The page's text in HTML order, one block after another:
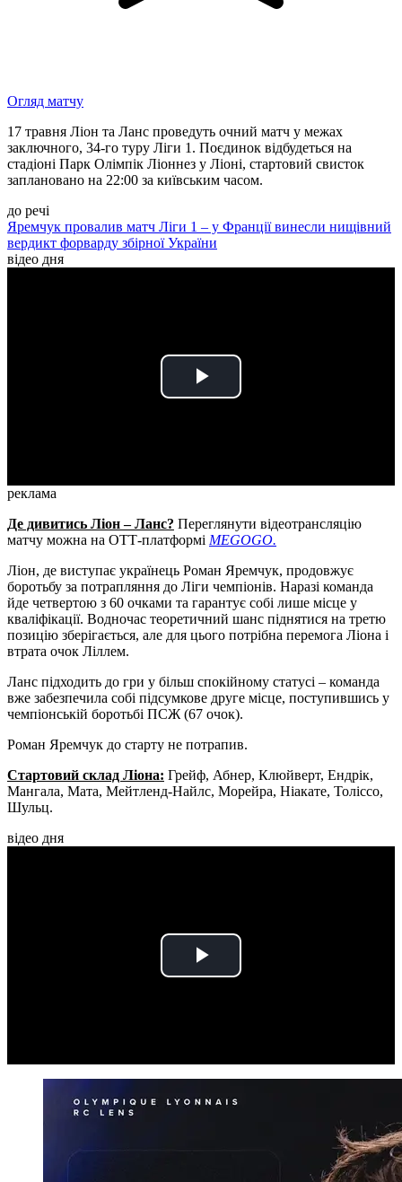
Огляд матчу
17 травня Ліон та Ланс проведуть очний матч у межах
заключного, 34-го туру Ліги 1. Поєдинок відбудеться на
стадіоні Парк Олімпік Ліоннез у Ліоні, стартовий свисток
заплановано на 22:00 за київським часом.
до речі
Яремчук провалив матч Ліги 1 – у Франції винесли нищівний
вердикт форварду збірної України
відео дня
Play
реклама
Де дивитись Ліон – Ланс? Переглянути відеотрансляцію
матчу можна на ОТТ-платформі MEGOGO.
Ліон, де виступає українець Роман Яремчук, продовжує
боротьбу за потрапляння до Ліги чемпіонів. Наразі команда
йде четвертою з 60 очками та гарантує собі лише місце у
кваліфікації. Водночас теоретичний шанс піднятися на третю
позицію зберігається, але для цього потрібна перемога Ліона і
втрата очок Ліллем.
Ланс підходить до гри у більш спокійному статусі – команда
вже забезпечила собі підсумкове друге місце, поступившись у
чемпіонській боротьбі ПСЖ (67 очок).
Роман Яремчук до старту не потрапив.
Стартовий склад Ліона: Грейф, Абнер, Клюйверт, Ендрік,
Мангала, Мата, Мейтленд-Найлс, Морейра, Ніакате, Толіссо,
Шульц.
відео дня
Play